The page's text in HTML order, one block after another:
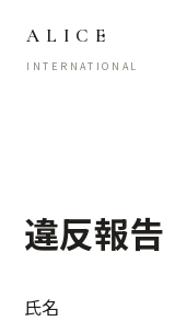
ALICE
INTERNATIONAL
違反報告
氏名